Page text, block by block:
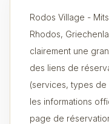
Rodos Village -
Rhodos,
clairement une
des liens de
(services, types
les informations
page de